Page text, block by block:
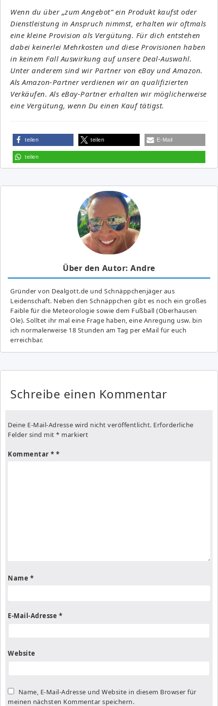
Wenn du über „zum Angebot“ ein Produkt kaufst oder
Dienstleistung in Anspruch nimmst, erhalten wir oftmals
eine kleine Provision als Vergütung. Für dich entstehen
dabei keinerlei Mehrkosten und diese Provisionen haben
in keinem Fall Auswirkung auf unsere Deal-Auswahl.
Unter anderem sind wir Partner von eBay und Amazon.
Als Amazon-Partner verdienen wir an qualifizierten
Verkäufen. Als eBay-Partner erhalten wir möglicherweise
eine Vergütung, wenn Du einen Kauf tätigst.
teilen teilen E-Mail
teilen
Über den Autor: Andre
Gründer von Dealgott.de und Schnäppchenjäger aus
Leidenschaft. Neben den Schnäppchen gibt es noch ein großes
Fai­ble für die Meteorologie sowie dem Fußball (Oberhausen
Ole). Solltet ihr mal eine Frage haben, eine Anregung usw. bin
ich normalerweise 18 Stunden am Tag per eMail für euch
erreichbar.
Schreibe einen Kommentar
Deine E-Mail-Adresse wird nicht veröffentlicht. Erforderliche
Felder sind mit * markiert
Kommentar *
Name *
E-Mail-Adresse *
Website
Name, E-Mail-Adresse und Website in diesem Browser für
meinen nächsten Kommentar speichern.